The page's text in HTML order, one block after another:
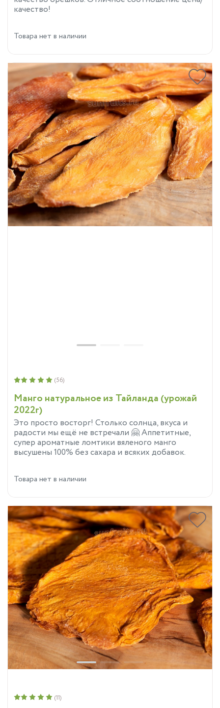
качество!
Товара нет в наличии
Манго натуральное из Тайланда (урожай
2022г)
Это просто восторг! Столько солнца, вкуса и
радости мы ещё не встречали 🤗 Аппетитные,
супер ароматные ломтики вяленого манго
высушены 100% без сахара и всяких добавок.
(56)
Товара нет в наличии
(11)